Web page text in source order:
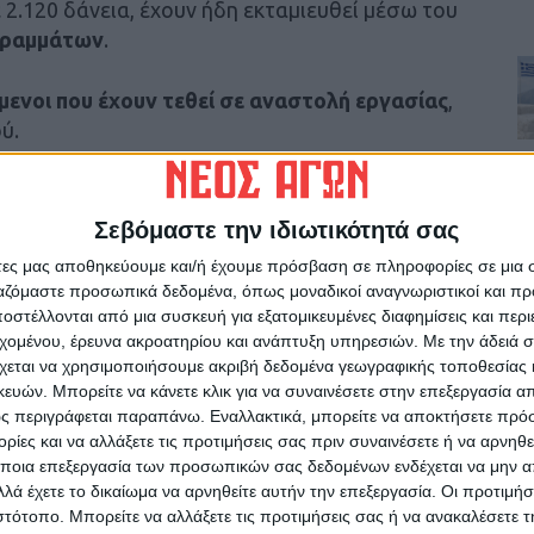
Σεβόμαστε την ιδιωτικότητά σας
μας αποθηκεύουμε και/ή έχουμε πρόσβαση σε πληροφορίες σε
προσωπικά δεδομένα, όπως μοναδικοί αναγνωριστικοί και
από μια συσκευή για εξατομικευμένες διαφημίσεις και
έρευνα ακροατηρίου και ανάπτυξη υπηρεσιών. Με την άδειά
να χρησιμοποιήσουμε ακριβή δεδομένα γεωγραφικής τοποθεσίας
Μπορείτε να κάνετε κλικ για να συναινέσετε στην επεξεργασία
περιγράφεται παραπάνω. Εναλλακτικά, μπορείτε να αποκτήσετε
και να αλλάξετε τις προτιμήσεις σας πριν συναινέσετε ή να
επεξεργασία των προσωπικών σας δεδομένων ενδέχεται να μην
έχετε το δικαίωμα να αρνηθείτε αυτήν την επεξεργασία. Οι
Μπορείτε να αλλάξετε τις προτιμήσεις σας ή να ανακαλέσετε
2.120 δάνεια, έχουν ήδη εκταμιευθεί μέσω του
.
που έχουν τεθεί σε αναστολή εργασίας
στήριξη επιχειρήσεων, ελεύθερων
Θεσσαλίας έχει χορηγηθεί
. Εκ των οποίων τα 94 εκατ. ευρώ στην
εκατ. ευρώ στην Περιφερειακή Ενότητα
Ενότητα Μαγνησίας και τα 154 εκατ.
Ανάπτυξης, σχεδιάζονται και
τομέα για την αντιμετώπιση των
Μεταξύ άλλων, στην Περιφέρεια Θεσσαλίας: